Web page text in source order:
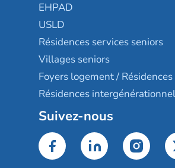
EHPAD
USLD
Résidences services seniors
Villages seniors
Foyers logement /
Résidences
Suivez-nous